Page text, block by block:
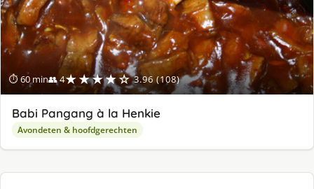
⏱ 60 min👥 4★★★★☆ 3.96 (108)
Babi Pangang à la Henkie
Avondeten & hoofdgerechten